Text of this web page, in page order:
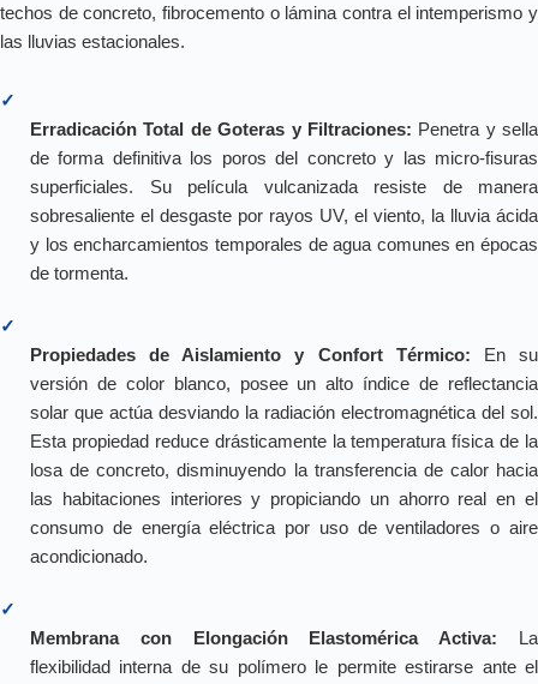
techos de concreto, fibrocemento o lámina contra el intemperismo y
las lluvias estacionales.
✓
Erradicación Total de Goteras y Filtraciones: Penetra y sella
de forma definitiva los poros del concreto y las micro-fisuras
superficiales. Su película vulcanizada resiste de manera
sobresaliente el desgaste por rayos UV, el viento, la lluvia ácida
y los encharcamientos temporales de agua comunes en épocas
de tormenta.
✓
Propiedades de Aislamiento y Confort Térmico: En su
versión de color blanco, posee un alto índice de reflectancia
solar que actúa desviando la radiación electromagnética del sol.
Esta propiedad reduce drásticamente la temperatura física de la
losa de concreto, disminuyendo la transferencia de calor hacia
las habitaciones interiores y propiciando un ahorro real en el
consumo de energía eléctrica por uso de ventiladores o aire
acondicionado.
✓
Membrana con Elongación Elastomérica Activa: La
flexibilidad interna de su polímero le permite estirarse ante el